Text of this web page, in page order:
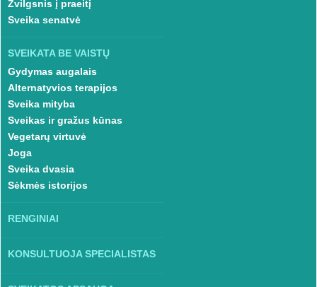
Žvilgsnis į praeitį
Sveika senatvė
SVEIKATA BE VAISTŲ
Gydymas augalais
Alternatyvios terapijos
Sveika mityba
Sveikas ir gražus kūnas
Vegetarų virtuvė
Joga
Sveika dvasia
Sėkmės istorijos
RENGINIAI
KONSULTUOJA SPECIALISTAS